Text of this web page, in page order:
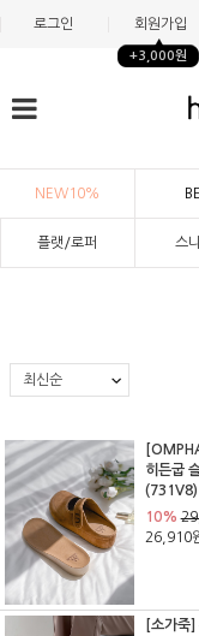
로그인 회원가입
+3,000원
NEW10%
플랫/로퍼 스
히든굽
(731V8)
10%
26,910
[소가죽